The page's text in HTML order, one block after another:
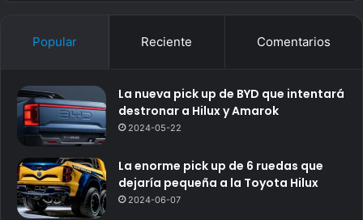
Popular Reciente Comentarios
La nueva pick up de BYD que intentará
destronar a Hilux y Amarok
2024-05-22
La enorme pick up de 6 ruedas que
dejaría pequeña a la Toyota Hilux
2024-06-07